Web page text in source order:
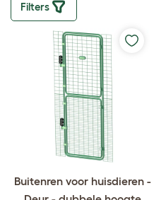
Filters
Buitenren voor huisdieren -